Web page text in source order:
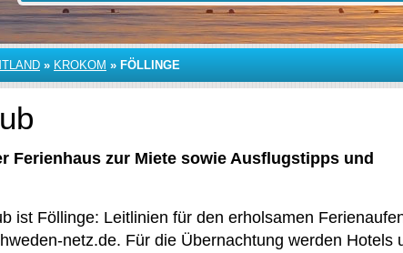
» KROKOM » FÖLLINGE
Ferienhaus zur Miete sowie Ausflugstipps und
ist Föllinge: Leitlinien für den erholsamen
netz.de. Für die Übernachtung werden Hotels